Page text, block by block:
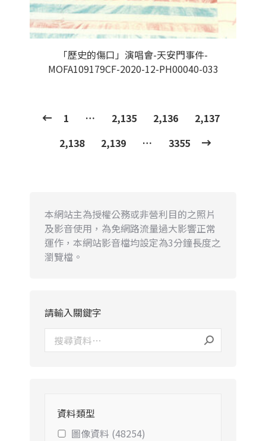
「歷史的傷口」演唱會-天安門事件-
MOFA109179CF-2020-12-PH00040-033
1 … 2,135 2,136
2,137
2,138
2,139 … 3355
本網站主為授權公務或非營利目的之照片
及影音使用，為免網路流量過大影響正常
運作，本網站影音檔均設定為3分鐘長度之
瀏覽檔。
請輸入關鍵字
資料類型
圖像資料 (48254)